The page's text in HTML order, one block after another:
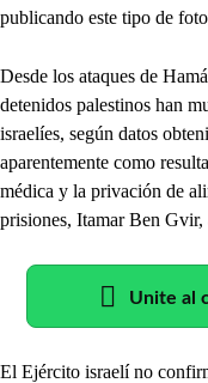
publicando este tipo de
Desde los ataques de
detenidos palestinos han
israelíes, según datos
aparentemente como
médica y la privación de
prisiones, Itamar Ben Gvir,
Unite al
El Ejército israelí no